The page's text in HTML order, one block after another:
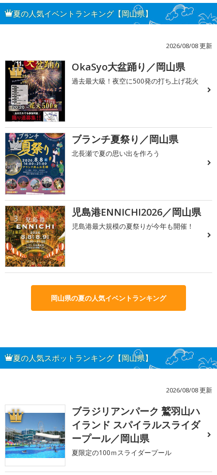
夏の人気イベントランキング【岡山県】
2026/08/08 更新
1 OkaSyo大盆踊り／岡山県
過去最大級！夜空に500発の打ち上げ花火
2 ブランチ夏祭り／岡山県
北長瀬で夏の思い出を作ろう
3 児島港ENNICHI2026／岡山県
児島港最大規模の夏祭りが今年も開催！
岡山県の夏の人気イベントランキング
夏の人気スポットランキング【岡山県】
2026/08/08 更新
1
ブラジリアンパーク 鷲羽山ハ
イランド スパイラルスライダ
ープール／岡山県
夏限定の100ｍスライダープール